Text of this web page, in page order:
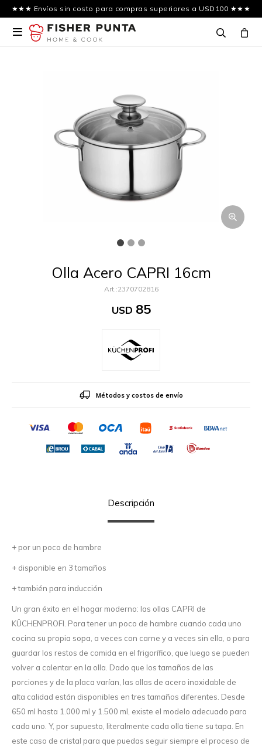
★★★ Envíos sin costo para compras superiores a USD100 ★★★

Olla Acero CAPRI 16cm
2370702816
USD 85
Métodos y costos de envío
Descripción
+ por un poco de hambre
+ disponible en 3 tamaños
+ también para inducción
Un gran éxito en el hogar moderno: las ollas CAPRI de
KÜCHENPROFI. Para tener un poco de hambre cuando cada uno
cocina su propia sopa, a veces con carne y a veces sin ella, o para
guardar los restos de comida en el frigorífico, que luego se pueden
volver a calentar en la olla. Dado que los tamaños de las
porciones y de la placa varían, las ollas de acero inoxidable de
alta calidad están disponibles en tres tamaños diferentes. Desde
650 ml hasta 1.000 ml y 1.500 ml, existe el modelo adecuado para
cada uno. Y, por supuesto, literalmente cada olla tiene su tapa. En
este caso de cristal para que puedas seguir siempre el proceso de